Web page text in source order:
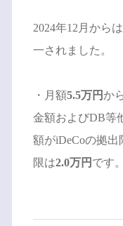
2024年12月から
一されました。
・月額5.5万円か
金額およびDB等
額がiDeCoの拠
限は2.0万円 です。